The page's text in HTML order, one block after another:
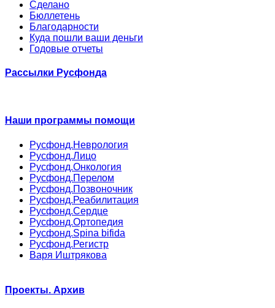
Сделано
Бюллетень
Благодарности
Куда пошли ваши деньги
Годовые отчеты
Рассылки Русфонда
Наши программы помощи
Русфонд.Неврология
Русфонд.Лицо
Русфонд.Онкология
Русфонд.Перелом
Русфонд.Позвоночник
Русфонд.Реабилитация
Русфонд.Сердце
Русфонд.Ортопедия
Русфонд.Spina bifida
Русфонд.Регистр
Варя Иштрякова
Проекты. Архив